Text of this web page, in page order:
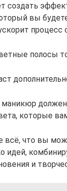
создать
вы
процесс
полосы
которые
всё, что вы
идей,
и